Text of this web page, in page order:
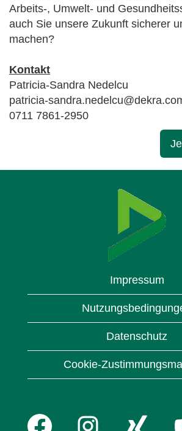
Arbeits-, Umwelt- und
auch Sie unsere Zukunft sicherer
machen?
Kontakt
Patricia-Sandra Nedelcu
patricia-
0711 7861-2950
Impressum
Datenschutz
Cookie-
W
W
W